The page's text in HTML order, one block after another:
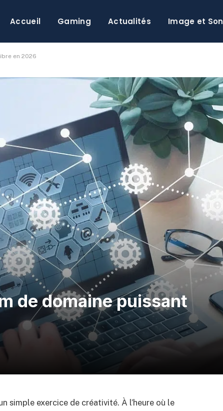
Accueil Gaming Actualités Image et Son
en 2026
de domaine puissant
simple exercice de créativité. À l’heure où le